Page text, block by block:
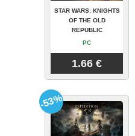
STAR WARS: KNIGHTS
OF THE OLD
REPUBLIC
PC
1.66 €
-53%